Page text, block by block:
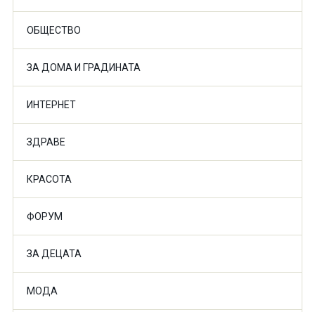
ОБЩЕСТВО
ЗА ДОМА И ГРАДИНАТА
ИНТЕРНЕТ
ЗДРАВЕ
КРАСОТА
ФОРУМ
ЗА ДЕЦАТА
МОДА